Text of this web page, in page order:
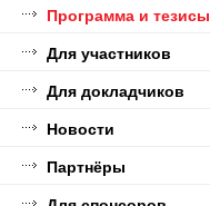
Программа и тезисы
Для участников
Для докладчиков
Новости
Партнёры